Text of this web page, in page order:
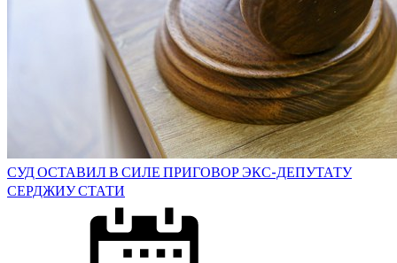
СУД ОСТАВИЛ В СИЛЕ ПРИГОВОР ЭКС-ДЕПУТАТУ
СЕРДЖИУ СТАТИ